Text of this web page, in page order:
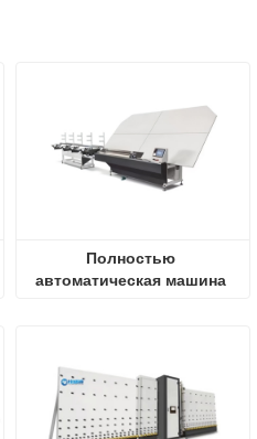
Полностью
автоматическая машина